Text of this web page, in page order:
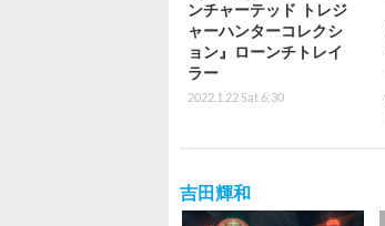
ンチャーテッド トレジ
ャーハンターコレクシ
ョン』ローンチトレイ
ラー
2022.1.22 Sat 6:30
吉田輝和